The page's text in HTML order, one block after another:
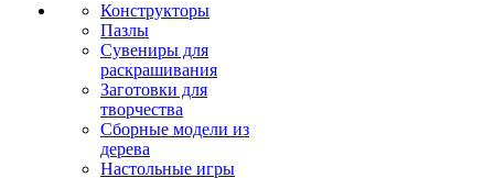
Конструкторы
Пазлы
Сувениры для
раскрашивания
Заготовки для
творчества
Сборные модели из
дерева
Настольные игры